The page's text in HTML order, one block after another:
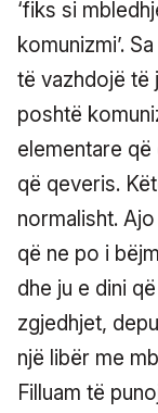
‘fiks si
komunizmi’.
të vazhdojë të
poshtë
elementare
që qeveris.
normalisht.
që ne po i
dhe ju e dini
zgjedhjet,
një libër me
Filluam të